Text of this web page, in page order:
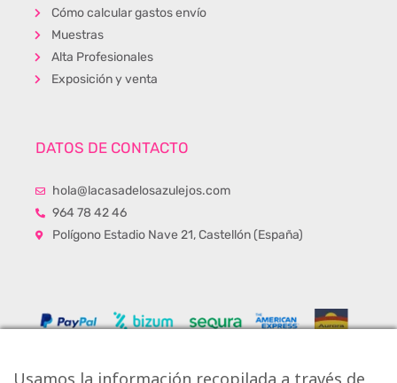
Cómo calcular gastos envío
Muestras
Alta Profesionales
Exposición y venta
DATOS DE CONTACTO
hola@lacasadelosazulejos.com
964 78 42 46
Polígono Estadio Nave 21, Castellón (España)
Usamos la información recopilada a través de